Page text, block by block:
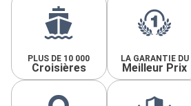
PLUS DE 10 000
Croisières
LA GARANTIE DU
Meilleur Prix